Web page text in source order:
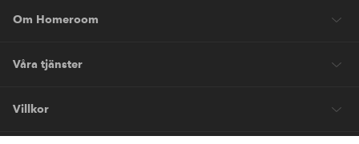
Om Homeroom
Våra tjänster
Villkor